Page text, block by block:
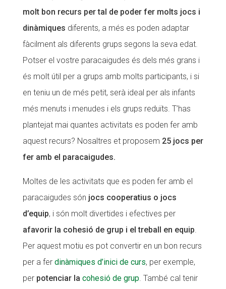
molt bon recurs per tal de poder fer molts jocs i
dinàmiques diferents, a més es poden adaptar
fàcilment als diferents grups segons la seva edat.
Potser el vostre paracaigudes és dels més grans i
és molt útil per a grups amb molts participants, i si
en teniu un de més petit, serà ideal per als infants
més menuts i menudes i els grups reduïts. T’has
plantejat mai quantes activitats es poden fer amb
aquest recurs? Nosaltres et proposem 25 jocs per
fer amb el paracaigudes.
Moltes de les activitats que es poden fer amb el
paracaigudes són jocs cooperatius o jocs
d’equip, i són molt divertides i efectives per
afavorir la cohesió de grup i el treball en equip.
Per aquest motiu es pot convertir en un bon recurs
per a fer dinàmiques d’inici de curs, per exemple,
perpotenciar la cohesió de grup. També cal tenir
CONEIX FUNDESPLAI
L'equip
Missió i valors
Els comptes clars
Memòria d'activitats
Proposta educativa
ACTUALITAT
Notícies
Butlletins
Diari de la Fundació
Xarxes socials